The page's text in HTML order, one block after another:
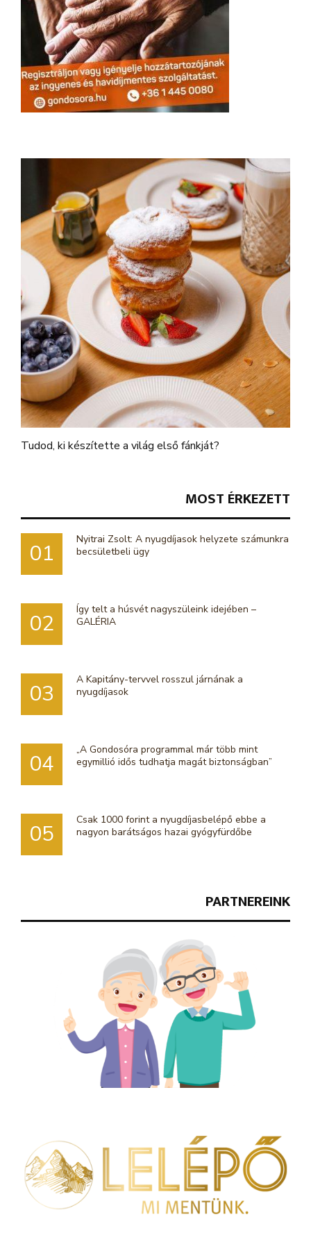
PARTNEREINK
Tudod, ki készítette a világ első fánkját?
MOST ÉRKEZETT
01
Nyitrai Zsolt: A nyugdíjasok helyzete számunkra
becsületbeli ügy
02
Így telt a húsvét nagyszüleink idejében –
GALÉRIA
03
A Kapitány-tervvel rosszul járnának a
nyugdíjasok
04
„A Gondosóra programmal már több mint
egymillió idős tudhatja magát biztonságban”
05
Csak 1000 forint a nyugdíjasbelépő ebbe a
nagyon barátságos hazai gyógyfürdőbe